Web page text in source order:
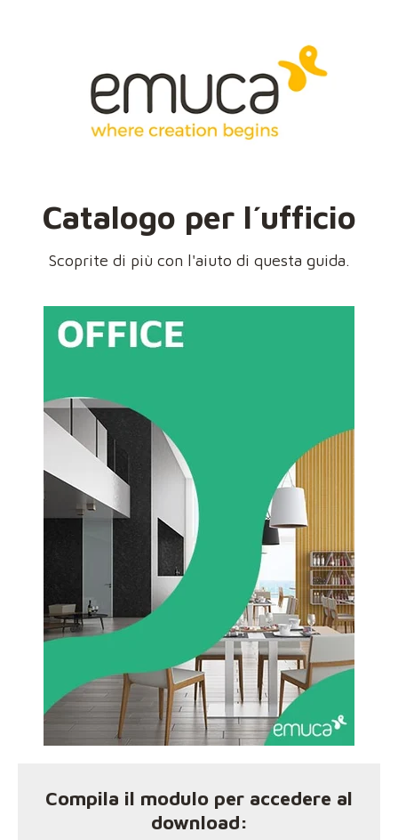
Catalogo per l´ufficio
Scoprite di più con l'aiuto di questa guida.
Compila il modulo per accedere al
download: